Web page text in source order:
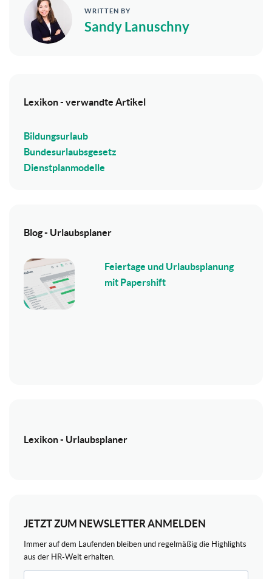
WRITTEN BY
Sandy Lanuschny
Lexikon - verwandte Artikel
Bildungsurlaub
Bundesurlaubsgesetz
Dienstplanmodelle
Blog - Urlaubsplaner
Feiertage und Urlaubsplanung
mit Papershift
Lexikon - Urlaubsplaner
JETZT ZUM NEWSLETTER ANMELDEN
Immer auf dem Laufenden bleiben und regelmäßig die Highlights
aus der HR-Welt erhalten.